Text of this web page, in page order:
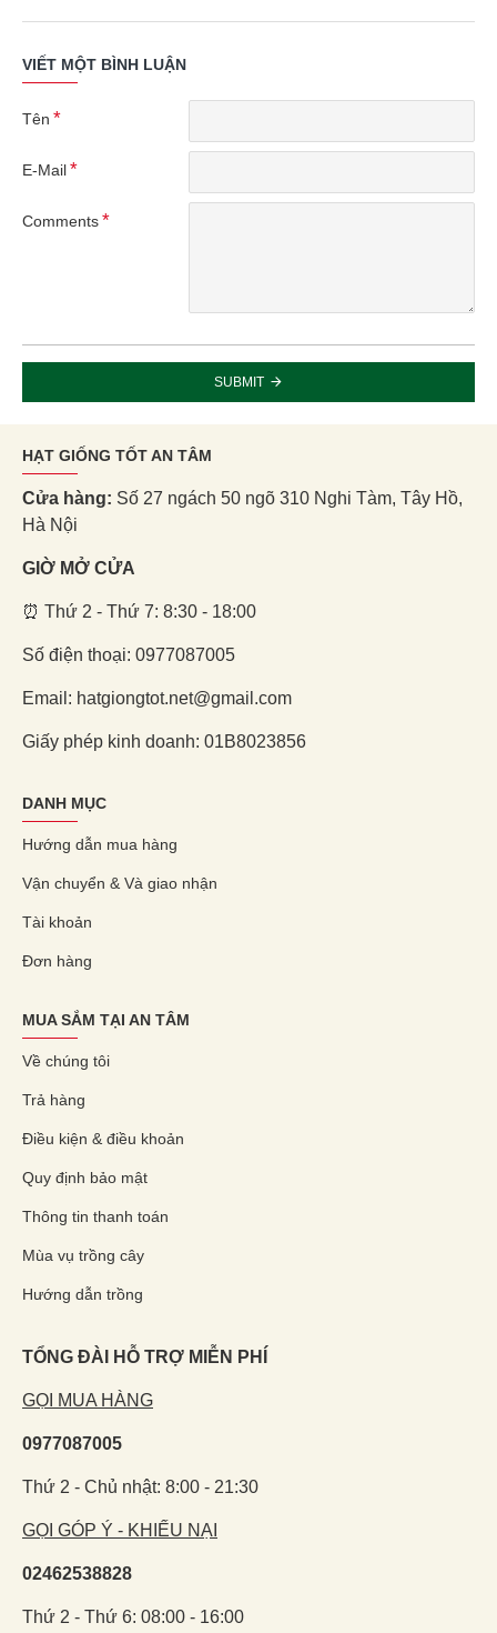
VIẾT MỘT BÌNH LUẬN
Tên
E-Mail
Comments
SUBMIT
HẠT GIỐNG TỐT AN TÂM
Cửa hàng: Số 27 ngách 50 ngõ 310 Nghi Tàm, Tây Hồ,
Hà Nội
GIỜ MỞ CỬA
⏰ Thứ 2 - Thứ 7: 8:30 - 18:00
Số điện thoại: 0977087005
Email: hatgiongtot.net@gmail.com
Giấy phép kinh doanh: 01B8023856
DANH MỤC
Hướng dẫn mua hàng
Vận chuyển & Và giao nhận
Tài khoản
Đơn hàng
MUA SẮM TẠI AN TÂM
Về chúng tôi
Trả hàng
Điều kiện & điều khoản
Quy định bảo mật
Thông tin thanh toán
Mùa vụ trồng cây
Hướng dẫn trồng
TỔNG ĐÀI HỖ TRỢ MIỄN PHÍ
GỌI MUA HÀNG
0977087005
Thứ 2 - Chủ nhật: 8:00 - 21:30
GỌI GÓP Ý - KHIẾU NẠI
02462538828
Thứ 2 - Thứ 6: 08:00 - 16:00